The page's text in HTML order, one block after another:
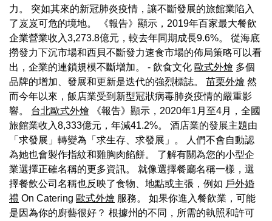
力。 突如其來的新冠肺炎疫情，讓不斷發展的旅館業陷入
了岌岌可危的境地。 《報告》顯示，2019年百家最大餐飲
企業營業收入3,273.8億元，較去年同期成長9.6%。 從海底
撈發力下沉市場和西貝不斷發力速食市場的佈局策略可以看
出，企業的連鎖規模不斷增加。 - 飲食文化 歐式外燴 多個
品牌的增加、發展和更新是迭代的強烈標誌。 苗栗外燴 然
而今年以來，飯店業受到新型冠狀病毒肺炎疫情的嚴重影
響。 台北歐式外燴 《報告》顯示，2020年1月至4月，全國
旅館業收入8,333億元，年減41.2%。 酒店業的發展主題由
「求發展」轉變為「求生存、求發展」。 人們不會自動認
為她也會製作指紋和雞胸肉餡餅。 了解有關為您的小型企
業選擇正確名稱的更多資訊。 就像選擇餐廳名稱一樣，選
擇餐飲公司名稱也反映了食物、地點或主張，例如 戶外婚
禮 On Catering 歐式外燴 服務。 如果你進入餐飲業，可能
是因為你的廚藝很好？ 根據州的不同，所需的執照和許可